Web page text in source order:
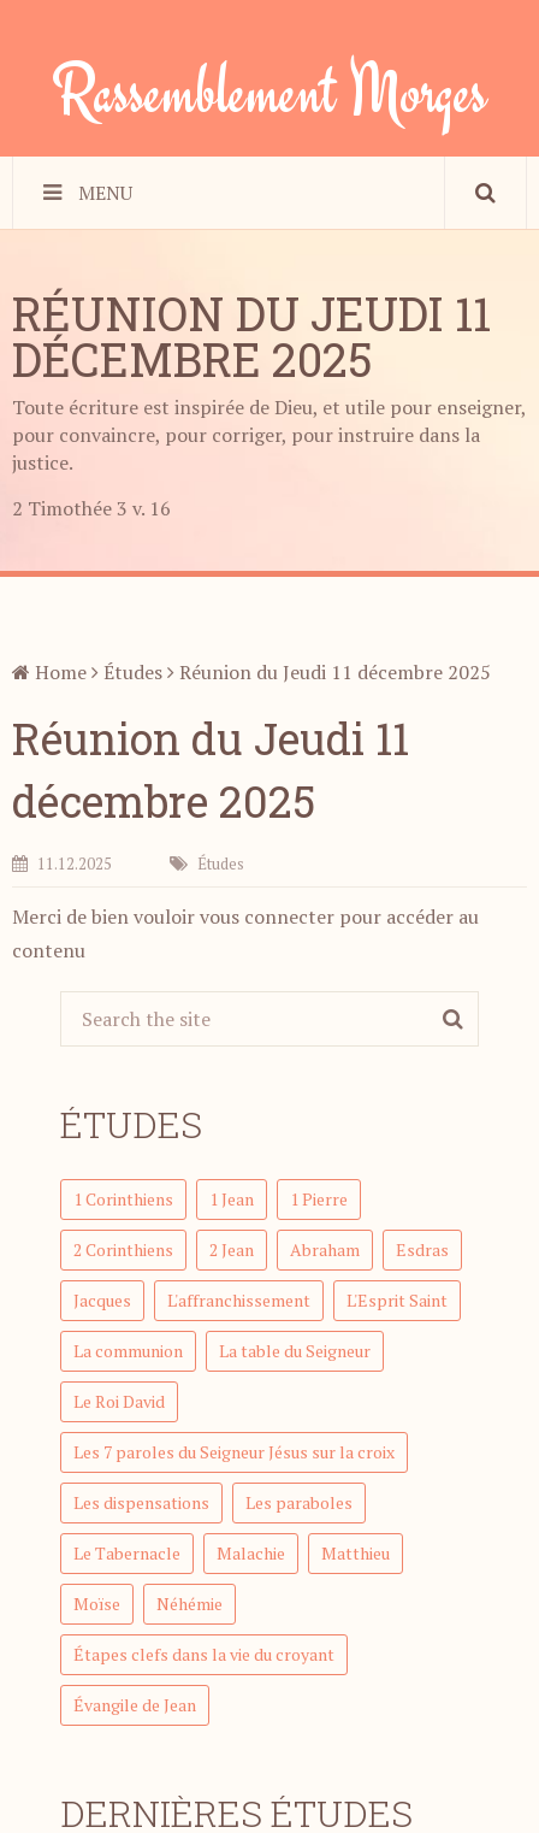
Rassemblement Morges
MENU
RÉUNION DU JEUDI 11
DÉCEMBRE 2025
Toute écriture est inspirée de Dieu, et utile pour enseigner,
pour convaincre, pour corriger, pour instruire dans la
justice.
2 Timothée 3 v. 16
Home Études Réunion du Jeudi 11 décembre 2025
Réunion du Jeudi 11
décembre 2025
11.12.2025 Études
Merci de bien vouloir vous connecter pour accéder au
contenu
ÉTUDES
1 Corinthiens 1 Jean 1 Pierre
2 Corinthiens 2 Jean Abraham Esdras
Jacques L'affranchissement L'Esprit Saint
La communion La table du Seigneur
Le Roi David
Les 7 paroles du Seigneur Jésus sur la croix
Les dispensations Les paraboles
Le Tabernacle Malachie Matthieu
Moïse Néhémie
Étapes clefs dans la vie du croyant
Évangile de Jean
DERNIÈRES ÉTUDES